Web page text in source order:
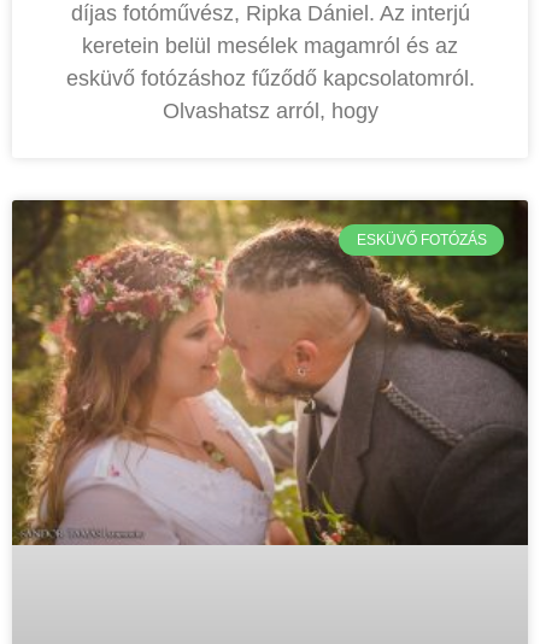
díjas fotóművész, Ripka Dániel. Az interjú
keretein belül mesélek magamról és az
esküvő fotózáshoz fűződő kapcsolatomról.
Olvashatsz arról, hogy
ESKÜVŐ FOTÓZÁS